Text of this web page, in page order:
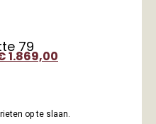
79
1.869,00
op te slaan.